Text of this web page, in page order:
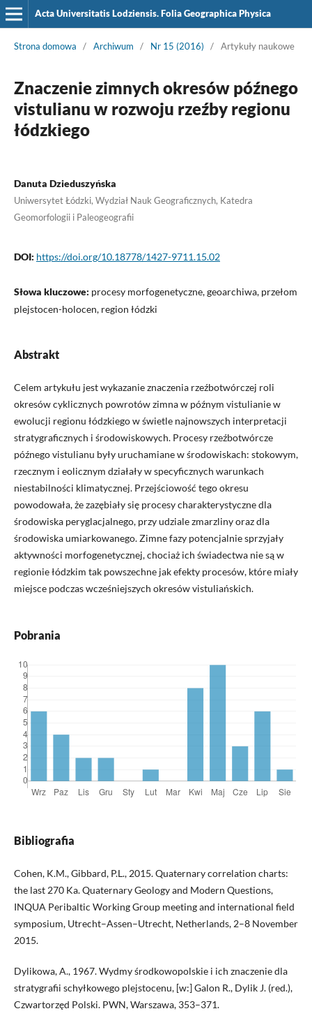
Acta Universitatis Lodziensis. Folia Geographica Physica
Strona domowa / Archiwum / Nr 15 (2016) / Artykuły naukowe
Znaczenie zimnych okresów późnego
vistulianu w rozwoju rzeźby regionu
łódzkiego
Danuta Dzieduszyńska
Uniwersytet Łódzki, Wydział Nauk Geograficznych, Katedra
Geomorfologii i Paleogeografii
DOI: https://doi.org/10.18778/1427-9711.15.02
Słowa kluczowe: procesy morfogenetyczne, geoarchiwa, przełom
plejstocen-holocen, region łódzki
Abstrakt
Celem artykułu jest wykazanie znaczenia rzeźbotwórczej roli
okresów cyklicznych powrotów zimna w późnym vistulianie w
ewolucji regionu łódzkiego w świetle najnowszych interpretacji
stratygraficznych i środowiskowych. Procesy rzeźbotwórcze
późnego vistulianu były uruchamiane w środowiskach: stokowym,
rzecznym i eolicznym działały w specyficznych warunkach
niestabilności klimatycznej. Przejściowość tego okresu
powodowała, że zazębiały się procesy charakterystyczne dla
środowiska peryglacjalnego, przy udziale zmarzliny oraz dla
środowiska umiarkowanego. Zimne fazy potencjalnie sprzyjały
aktywności morfogenetycznej, chociaż ich świadectwa nie są w
regionie łódzkim tak powszechne jak efekty procesów, które miały
miejsce podczas wcześniejszych okresów vistuliańskich.
Pobrania
Bibliografia
Cohen, K.M., Gibbard, P.L., 2015. Quaternary correlation charts:
the last 270 Ka. Quaternary Geology and Modern Questions,
INQUA Peribaltic Working Group meeting and international field
symposium, Utrecht–As­sen–Utrecht, Netherlands, 2–8 November
2015.
Dylikowa, A., 1967. Wydmy środkowopolskie i ich znaczenie dla
stratygrafii schyłkowego plejstocenu, [w:] Galon R., Dylik J. (red.),
Czwartorzęd Pol­ski. PWN, Warszawa, 353–371.